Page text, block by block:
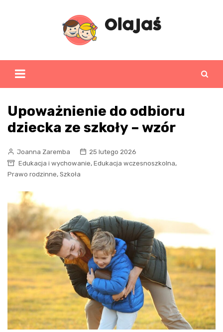
Upoważnienie do odbioru
dziecka ze szkoły – wzór
Joanna Zaremba
25 lutego 2026
Edukacja i wychowanie, Edukacja wczesnoszkolna,
Prawo rodzinne, Szkoła